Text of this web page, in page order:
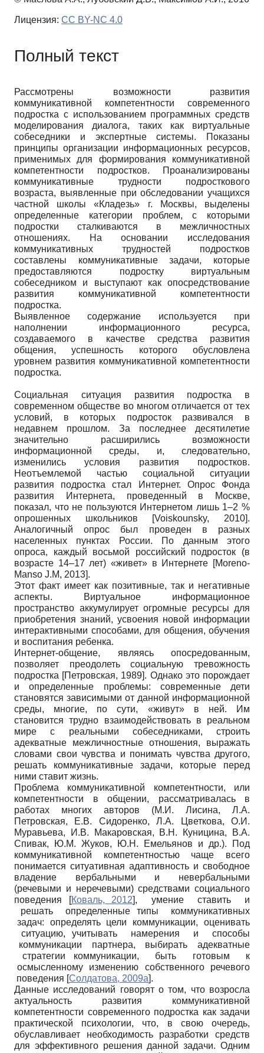
Лицензия: CC BY-NC 4.0
Полный текст
Рассмотрены возможности развития
коммуникативной компетентности современного
подростка с использованием программных средств
моделирования диалога, таких как виртуальные
собеседники и экспертные системы. Показаны
принципы организации информационных ресурсов,
применимых для формирования коммуникативной
компетентности подростков. Проанализированы
коммуникативные трудности подросткового
возраста, выявленные при обследовании учащихся
частной школы «Кладезь» г. Москвы, выделены
определенные категории проблем, с которыми
подростки сталкиваются в межличностных
отношениях. На основании исследования
коммуникативных трудностей подростков
составлены коммуникативные задачи, которые
предоставляются подростку виртуальным
собеседником и выступают как опосредствование
развития коммуникативной компетентности
подростка.
Выявленное содержание используется при
наполнении информационного ресурса,
создаваемого в качестве средства развития
общения, успешность которого обусловлена
уровнем развития коммуникативной компетентности
подростка.
Социальная ситуация развития подростка в
современном обществе во многом отличается от тех
условий, в которых подросток развивался в
недавнем прошлом. За последнее десятилетие
значительно расширились возможности
информационной среды, и, следовательно,
изменились условия развития подростков.
Неотъемлемой частью социальной ситуации
развития подростка стал Интернет. Опрос Фонда
развития Интернета, проведенный в Москве,
показал, что не пользуются Интернетом лишь 1–2 %
опрошенных школьников [Voiskounsky, 2010].
Аналогичный опрос был проведен в разных
населенных пунктах России. По данным этого
опроса, каждый восьмой российский подросток (в
возрасте 14–17 лет) «живет» в Интернете [Moreno-
Manso J.M, 2013].
Этот факт имеет как позитивные, так и негативные
аспекты. Виртуальное информационное
пространство аккумулирует огромные ресурсы для
приобретения знаний, усвоения новой информации
интерактивными способами, для общения, обучения
и воспитания ребенка.
Интернет-общение, являясь опосредованным,
позволяет преодолеть социальную тревожность
подростка [Петровская, 1989]. Однако это порождает
и определенные проблемы: современные дети
становятся зависимыми от данной информационной
среды, многие, по сути, «живут» в ней. Им
становится трудно взаимодействовать в реальном
мире с реальными собеседниками, строить
адекватные межличностные отношения, выражать
словами свои чувства и понимать чувства другого,
решать коммуникативные задачи, которые перед
ними ставит жизнь.
Проблема коммуникативной компетентности, или
компетентности в общении, рассматривалась в
работах многих авторов (М.И. Лисина, Л.А.
Петровская, Е.В. Сидоренко, Л.А. Цветкова, О.И.
Муравьева, И.В. Макаровская, В.Н. Куницина, В.А.
Спивак, Ю.М. Жуков, Ю.Н. Емельянов и др.). Под
коммуникативной компетентностью чаще всего
понимается ситуативная адаптивность и свободное
владение вербальными и невербальными
(речевыми и неречевыми) средствами социального
поведения
[Коваль, 2012], умение ставить и
решать определенные типы коммуникативных
задач: определять цели коммуникации, оценивать
ситуацию, учитывать намерения и способы
коммуникации партнера, выбирать адекватные
стратегии коммуникации, быть готовым к
осмысленному изменению собственного речевого
поведения [Солдатова, 2009а].
Данные исследований говорят о том, что возросла
актуальность развития коммуникативной
компетентности современного подростка как задачи
практической психологии, что, в свою очередь,
обуславливает необходимость разработки средств
для эффективного решения данной задачи. Одним